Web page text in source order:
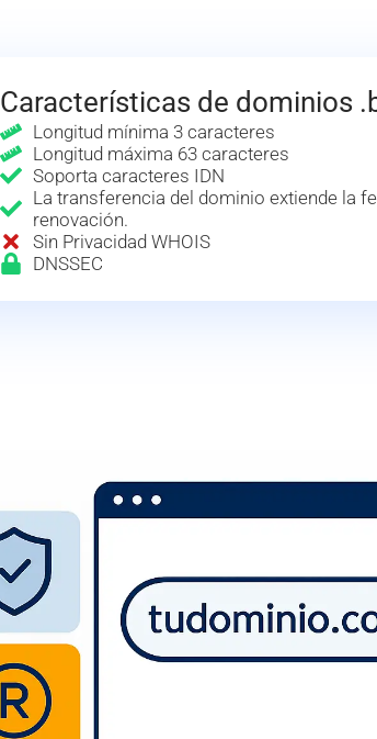
Características de dominios
Longitud mínima 3 caracteres
Longitud máxima 63 caracteres
Soporta caracteres IDN
La transferencia del dominio extiende la
renovación.
Sin Privacidad WHOIS
DNSSEC